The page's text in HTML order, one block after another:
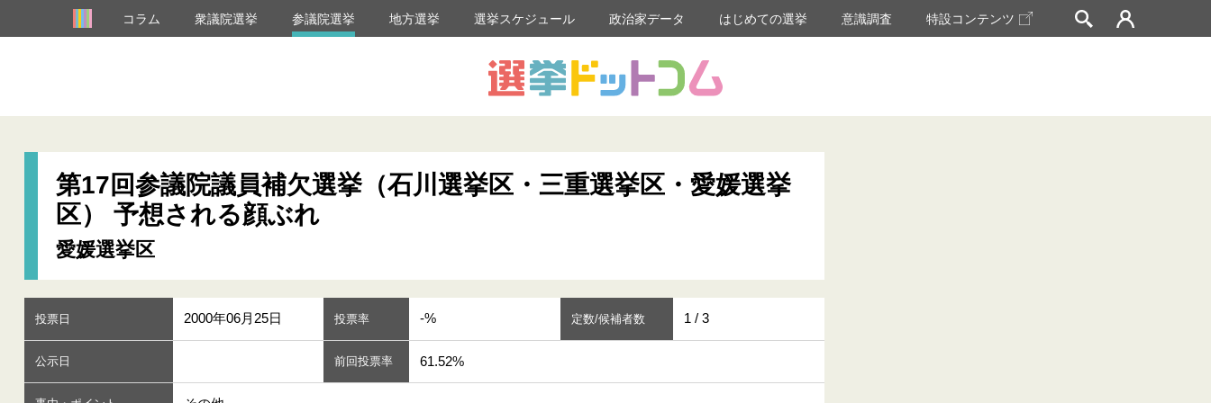
コラム 衆議院選挙 参議院選挙 地方選挙 選挙スケジュール 政治家データ はじめての選挙 意識調査 特設コンテンツ
第17回参議院議員補欠選挙（石川選挙区・三重選挙区・愛媛選挙
区） 予想される顔ぶれ
愛媛選挙区
投票日 2000年06月25日 投票率 -% 定数/候補者数 1 / 3
公示日 前回投票率 61.52%